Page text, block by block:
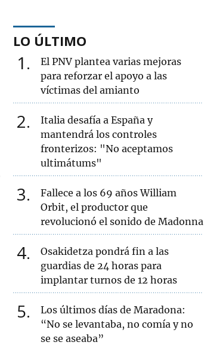
LO ÚLTIMO
1
El PNV plantea varias mejoras
para reforzar el apoyo a las
víctimas del amianto
2
Italia desafía a España y
mantendrá los controles
fronterizos: "No aceptamos
ultimátums"
3
Fallece a los 69 años William
Orbit, el productor que
revolucionó el sonido de Madonna
4
Osakidetza pondrá fin a las
guardias de 24 horas para
implantar turnos de 12 horas
5
Los últimos días de Maradona:
“No se levantaba, no comía y no
se se aseaba”